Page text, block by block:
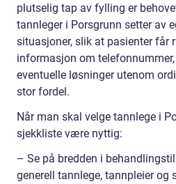
plutselig tap av fylling er
tannleger i Porsgrunn setter av
situasjoner, slik at pasienter får
informasjon om
eventuelle løsninger utenom
stor fordel.
Når man skal velge tannlege i
sjekkliste være nyttig:
– Se på bredden i
generell tannlege, tannpleier og